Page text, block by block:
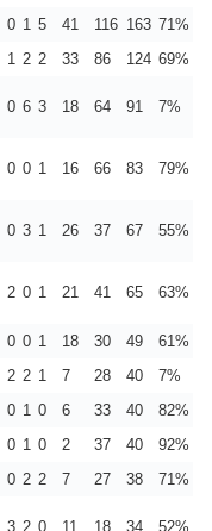
0 1 5 41 116 163 71%
1 2 2 33 86 124 69%
0 6 3 18 64 91 7%
0 0 1 16 66 83 79%
0 3 1 26 37 67 55%
2 0 1 21 41 65 63%
0 0 1 18 30 49
61%
2 2 1 7 28 40
7%
0 1 0 6 33 40
82%
0 1 0 2 37 40
92%
0 2 2 7 27 38 71%
3 2 0 11 18 34 52%